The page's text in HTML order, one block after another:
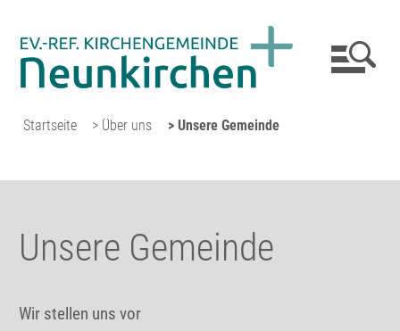
Startseite > Über uns > Unsere Gemeinde
Unsere Gemeinde
Wir stellen uns vor